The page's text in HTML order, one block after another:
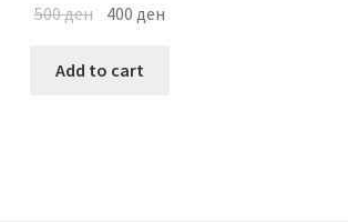
500ден 400 ден
Add to cart